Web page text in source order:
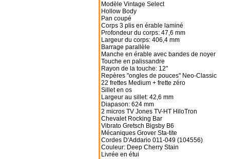
Modèle Vintage Select
Hollow Body
Pan coupé
Corps 3 plis en érable laminé
Profondeur du corps: 47,6 mm
Largeur du corps: 406,4 mm
Barrage parallèle
Manche en érable avec bandes de noyer
Touche en palissandre
Rayon de la touche: 12"
Repères "ongles de pouces" Neo-Classic
22 frettes Medium + frette zéro
Sillet en os
Largeur au sillet: 42,6 mm
Diapason: 624 mm
2 micros TV Jones TV-HT HiloTron
Chevalet Rocking Bar
Vibrato Gretsch Bigsby B6
Mécaniques Grover Sta-tite
Cordes D'Addario 011-049 (104556)
Couleur: Deep Cherry Stain
Livrée en étui